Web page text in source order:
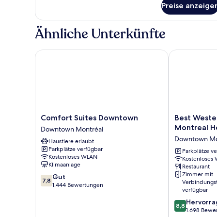
anzeigen
Suite,
Mehrere
Betten,
(Larger
Preise
Ähnliche Unterkünfte
Comfort
Suites
Downtown
Downtown
Montréal
Comfort Suites Downtown
Downtown Montréal
Haustiere erlaubt
Parkplätze verfügbar
Kostenloses WLAN
Klimaanlage
7.8
von
7,8 Gut
1.444 Bewertungen
Comfort Suites Downtown
Best
Western
Marie
Montreal
Hotel
&
Suites
Downtown
Montréal
Best
Montreal
Downtown
Parkplätze
Kostenloses
Restaurant
Zimmer mit
verfügbar
8.8
von
8,8
1.698
Best